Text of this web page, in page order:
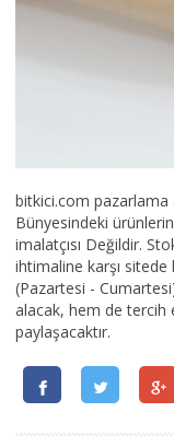
bitkici.com pazarlama
Bünyesindeki
imalatçısı Değildir.
ihtimaline karşı sitede
(Pazartesi -
alacak, hem de tercih
paylaşacaktır.